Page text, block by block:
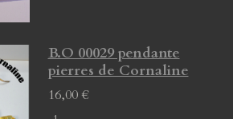
B.O 00029 pendante
pierres de Cornaline
16,00 €